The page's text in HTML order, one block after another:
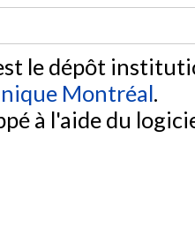
le dépôt
Montréal.
à l'aide du